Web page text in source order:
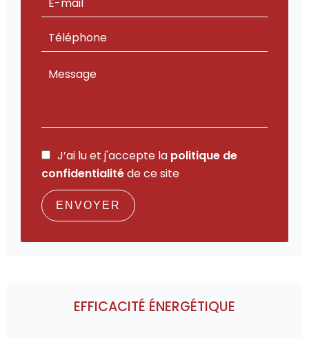
J’ai lu et j'accepte la politique de
confidentialitéde ce site
ENVOYER
EFFICACITÉ ÉNERGÉTIQUE